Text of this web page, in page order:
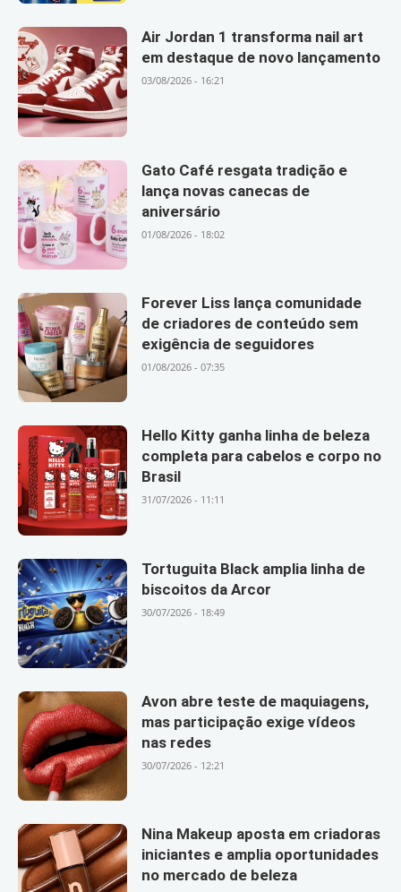
Air Jordan 1 transforma nail art
em destaque de novo lançamento
03/08/2026 - 16:21
Gato Café resgata tradição e
lança novas canecas de
aniversário
01/08/2026 - 18:02
Forever Liss lança comunidade
de criadores de conteúdo sem
exigência de seguidores
01/08/2026 - 07:35
Hello Kitty ganha linha de beleza
completa para cabelos e corpo no
Brasil
31/07/2026 - 11:11
Tortuguita Black amplia linha de
biscoitos da Arcor
30/07/2026 - 18:49
Avon abre teste de maquiagens,
mas participação exige vídeos
nas redes
30/07/2026 - 12:21
Nina Makeup aposta em criadoras
iniciantes e amplia oportunidades
no mercado de beleza